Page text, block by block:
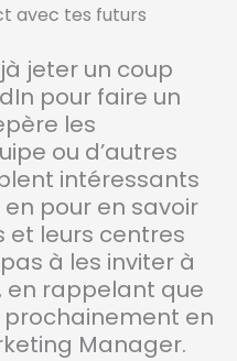
avec tes futurs
jeter un coup
pour faire un
les
ou d’autres
intéressants
pour en savoir
et leurs centres
à les inviter à
en rappelant que
prochainement en
Manager.